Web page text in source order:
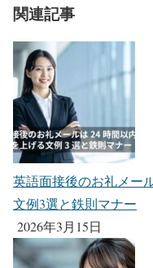
関連記事
英語面接後のお礼メー
文例3選と鉄則マナー
2026年3月15日